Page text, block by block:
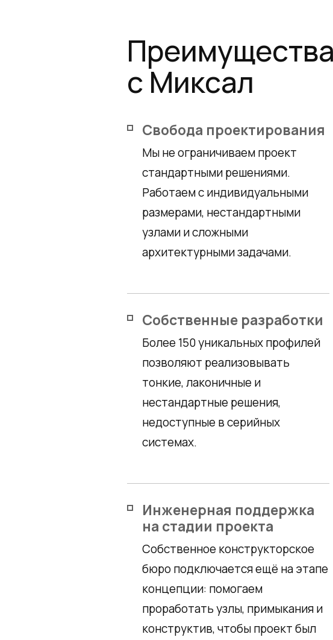
с Миксал
Свобода проектирования
Мы не ограничиваем проект
стандартными решениями.
Работаем с индивидуальными
размерами, нестандартными
узлами и сложными
архитектурными задачами.
Собственные разработки
Более 150 уникальных профилей
позволяют реализовывать
тонкие, лаконичные и
нестандартные решения,
недоступные в серийных
системах.
Инженерная поддержка
на стадии проекта
Собственное конструкторское
бюро подключается ещё на этапе
концепции: помогаем
проработать узлы, примыкания и
конструктив, чтобы проект был